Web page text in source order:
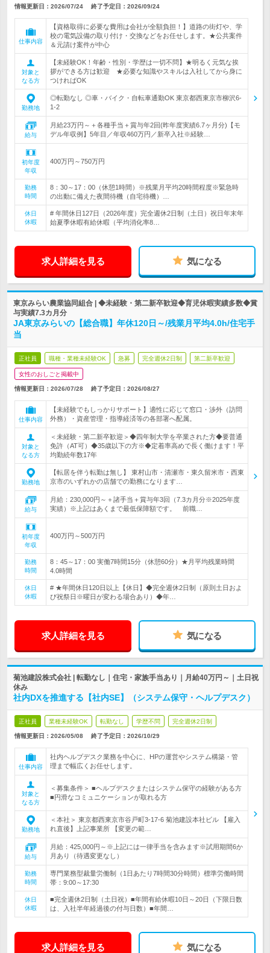
情報更新日：2026/07/24 終了予定日： 2026/09/24
仕事内容
【資格取得に必要な費用は会社が全額負担！】道路の街灯や、学
校の電気設備の取り付け・交換などをお任せします。★公共案件
＆元請け案件が中心
対象と
なる方
【未経験OK！年齢・性別・学歴は一切不問】★明るく元気な挨
拶ができる方は歓迎 ★必要な知識やスキルは入社してから身に
つければOK
勤務地
◎転勤なし ◎車・バイク・自転車通勤OK 東京都西東京市柳沢6-
1-2
給与
月給23万円～＋各種手当＋賞与年2回(昨年度実績6.7ヶ月分)【モ
デル年収例】5年目／年収460万円／新卒入社※経験…
初年度
年収
400万円～750万円
勤務
時間
8：30～17：00（休憩1時間）※残業月平均20時間程度※緊急時
の出動に備えた夜間待機（自宅待機）…
休日
休暇
# 年間休日127日（2026年度）完全週休2日制（土日）祝日年末年
始夏季休暇有給休暇（平均消化率8…
求人詳細を見る 気になる
東京みらい農業協同組合 | ◆未経験・第二新卒歓迎◆育児休暇実績多数◆賞
与実績7.3カ月分
JA東京みらいの【総合職】年休120日～/残業月平均4.0h/住宅手
当
正社員 職種・業種未経験OK 急募 完全週休2日制 第二新卒歓迎
女性のおしごと掲載中
情報更新日：2026/07/28 終了予定日： 2026/08/27
仕事内容
【未経験でもしっかりサポート】適性に応じて窓口・渉外（訪問
外務）・資産管理・指導経済等の各部署へ配属。
対象と
なる方
＜未経験・第二新卒歓迎＞◆四年制大学を卒業された方◆要普通
免許（AT可）◆35歳以下の方※◆定着率高めで長く働けます！平
均勤続年数17年
勤務地
【転居を伴う転勤は無し】 東村山市・清瀬市・東久留米市・西東
京市のいずれかの店舗での勤務になります…
給与
月給：230,000円～＋諸手当＋賞与年3回（7.3カ月分※2025年度
実績）※上記はあくまで最低保障額です。 前職…
初年度
年収
400万円～500万円
勤務
時間
8：45～17：00 実働7時間15分（休憩60分）★月平均残業時間
4.0時間
休日
休暇
# ★年間休日120日以上【休日】◆完全週休2日制（原則土日およ
び祝祭日※曜日が変わる場合あり）◆年…
求人詳細を見る 気になる
菊池建設株式会社 | 転勤なし｜住宅・家族手当あり｜月給40万円～｜土日祝
休み
社内DXを推進する【社内SE】（システム保守・ヘルプデスク）
正社員 業種未経験OK 転勤なし 学歴不問 完全週休2日制
情報更新日：2026/05/08 終了予定日： 2026/10/29
仕事内容
社内ヘルプデスク業務を中心に、HPの運営やシステム構築・管
理まで幅広くお任せします。
対象と
なる方
＜募集条件＞ ■ヘルプデスクまたはシステム保守の経験がある方
■円滑なコミュニケーションが取れる方
勤務地
＜本社＞ 東京都西東京市谷戸町3-17-6 菊池建設本社ビル 【雇入
れ直後】上記事業所 【変更の範…
給与
月給：425,000円～※上記には一律手当を含みます※試用期間6か
月あり（待遇変更なし）
勤務
時間
専門業務型裁量労働制（1日あたり7時間30分時間）標準労働時間
帯：9:00～17:30
休日
休暇
■完全週休2日制（土日祝）■年間有給休暇10日～20日（下限日数
は、入社半年経過後の付与日数）■年間…
求人詳細を見る 気になる